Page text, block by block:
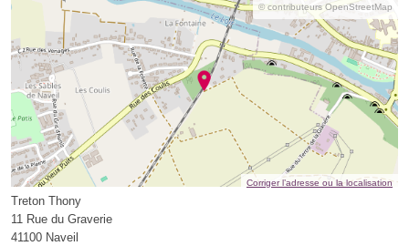
© contributeurs OpenStreetMap
Corriger l’adresse ou la localisation
Treton Thony
11 Rue du Graverie
41100 Naveil